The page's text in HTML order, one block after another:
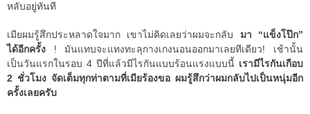
หลับอยู่ทันที
เมียผมรู้สึกประหลาดใจมาก เขาไม่คิดเลยว่าผมจะกลับ มา “แข็งโป๊ก”
ได้อีกครั้ง ! มันแทบจะแทงทะลุกางเกงนอนออกมาเลยทีเดียว! เช้านั้น
เป็นวันแรกในรอบ 4 ปีที่แล้วมีไรกันแบบร้อนแรงแบบนี้ เรามีไรกันเกือบ
2 ชั่วโมง จัดเต็มทุกท่าตามที่เมียร้องขอ ผมรู้สึกว่าผมกลับไปเป็นหนุ่มอีก
ครั้งเลยครับ